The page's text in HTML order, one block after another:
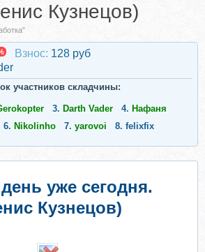
Кузнецов)
Взнос: 128 руб
участников складчины:
3. Darth Vader 4. Нафаня
6. Nikolinho 7. yarovoi 8. felixfix
уже сегодня.
Кузнецов)